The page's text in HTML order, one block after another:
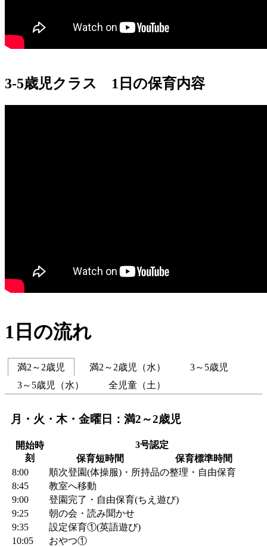
3-5歳児クラス 1日の保育内容
1日の流れ
満2～2歳児 満2～2歳児（水）
3～5歳児
3～5歳児（水）
全児童（土）
月・火・木・金曜日：満2～2歳児
開始時
刻
3号認定
保育短時間
保育標準時間
8:00
順次登園(体操服)・所持品の整理・自由保育
8:45
教室へ移動
9:00
登園完了・自由保育(ちえ遊び)
9:25
朝の会・読み聞かせ
9:35
設定保育①(英語遊び)
10:05
おやつ①